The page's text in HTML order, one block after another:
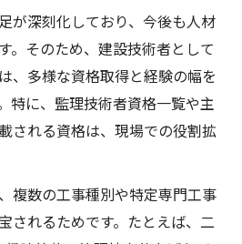
が深刻化しており、今後も人材
。そのため、建設技術者として
、多様な資格取得と経験の幅を
特に、監理技術者資格一覧や主
される資格は、現場での役割拡
複数の工事種別や特定専門工事
されるためです。たとえば、二